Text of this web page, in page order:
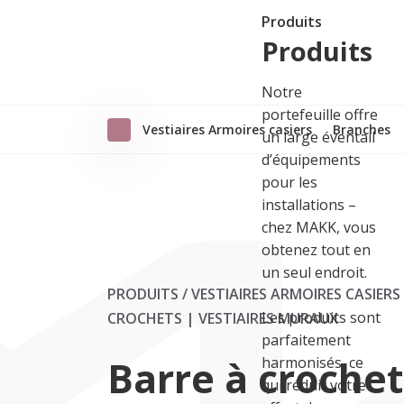
Produits
Produits
Notre
portefeuille offre
un large éventail
d’équipements
pour les
installations –
chez MAKK, vous
obtenez tout en
un seul endroit.
Les produits sont
parfaitement
harmonisés, ce
qui réduit votre
Vestiaires Armoires casiers Branches
PRODUITS / VESTIAIRES ARMOIRES CASIERS
CROCHETS | VESTIAIRES MURAUX
Barre à